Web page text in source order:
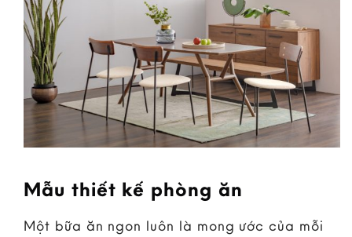
Mẫu thiết kế phòng ăn
Một bữa ăn ngon luôn là mong ước của mỗi